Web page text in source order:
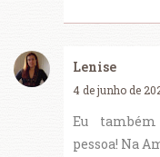
Lenise
4 de junho de
Eu
pessoa! Na